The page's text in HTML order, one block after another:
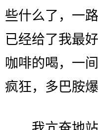
些什么了，一
已经给了我最
咖啡的喝，一
疯狂，多巴胺